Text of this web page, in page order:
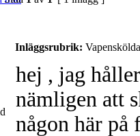
Inläggsrubrik:
hej , jag
nämligen att
någon här på